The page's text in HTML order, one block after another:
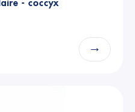
- coccyx
→